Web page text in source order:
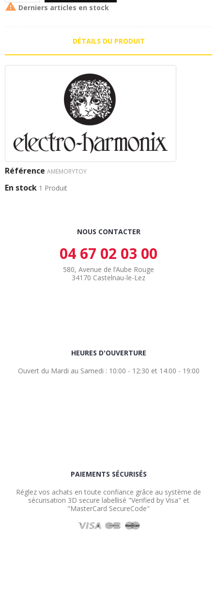
 Derniers articles en stock
DÉTAILS DU PRODUIT
Référence AMEMORYTOY
En stock 1 Produit
NOUS CONTACTER
04 67 02 03 00
580, Avenue de l’Aube Rouge
34170 Castelnau-le-Lez
HEURES D'OUVERTURE
Ouvert du Mardi au Samedi : 10:00 - 12:30 et 14:00 - 19:00
PAIEMENTS SÉCURISÉS
Réglez vos achats en toute confiance grâce au système de
sécurisation 3D secure labellisé "Verified by Visa" et
"MasterCard SecureCode"